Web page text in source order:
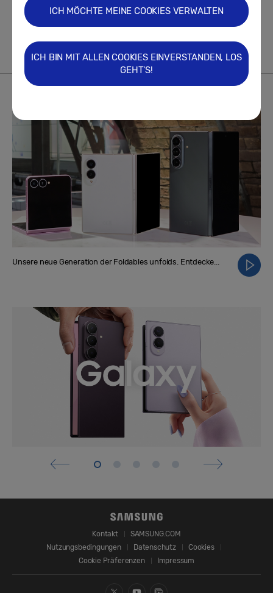
Neueste Beiträge anzeigen
Unsere neue Generation der Foldables unfolds. Entdecke...
Kontakt
SAMSUNG.COM
Nutzungsbedingungen
Datenschutz
Cookies
Cookie Präferenzen
Impressum
ICH MÖCHTE MEINE COOKIES VERWALTEN
ICH BIN MIT ALLEN COOKIES EINVERSTANDEN, LOS
GEHT'S!